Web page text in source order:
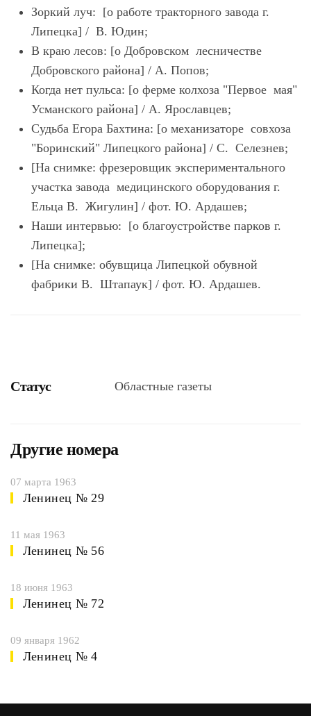
Зоркий луч: [о работе тракторного завода г.
Липецка] / В. Юдин;
В краю лесов: [о Добровском лесничестве
Добровского района] / А. Попов;
Когда нет пульса: [о ферме колхоза "Первое мая"
Усманского района] / А. Ярославцев;
Судьба Егора Бахтина: [о механизаторе совхоза
"Боринский" Липецкого района] / С. Селезнев;
[На снимке: фрезеровщик экспериментального
участка завода медицинского оборудования г.
Ельца В. Жигулин] / фот. Ю. Ардашев;
Наши интервью: [о благоустройстве парков г.
Липецка];
[На снимке: обувщица Липецкой обувной
фабрики В. Штапаук] / фот. Ю. Ардашев.
Статус Областные газеты
Другие номера
07 марта 1963
Ленинец № 29
11 мая 1963
Ленинец № 56
18 июня 1963
Ленинец № 72
09 января 1962
Ленинец № 4